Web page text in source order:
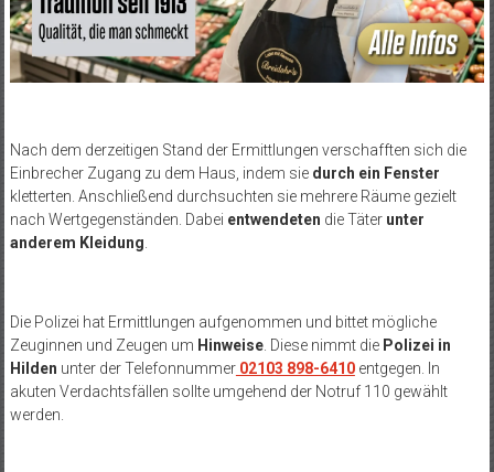
Nach dem derzeitigen Stand der Ermittlungen verschafften sich die
Einbrecher Zugang zu dem Haus, indem sie durch ein Fenster
kletterten. Anschließend durchsuchten sie mehrere Räume gezielt
nach Wertgegenständen. Dabei entwendeten die Täter unter
anderem Kleidung.
Die Polizei hat Ermittlungen aufgenommen und bittet mögliche
Zeuginnen und Zeugen um Hinweise. Diese nimmt die Polizei in
Hilden unter der Telefonnummer02103 898-6410entgegen. In
akuten Verdachtsfällen sollte umgehend der Notruf 110 gewählt
werden.